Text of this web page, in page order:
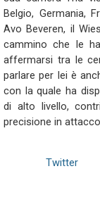
Belgio, Germania,
Avo Beveren, il
cammino che le
affermarsi tra le
parlare per lei è
con la quale ha
di alto livello,
precisione in
Twitter